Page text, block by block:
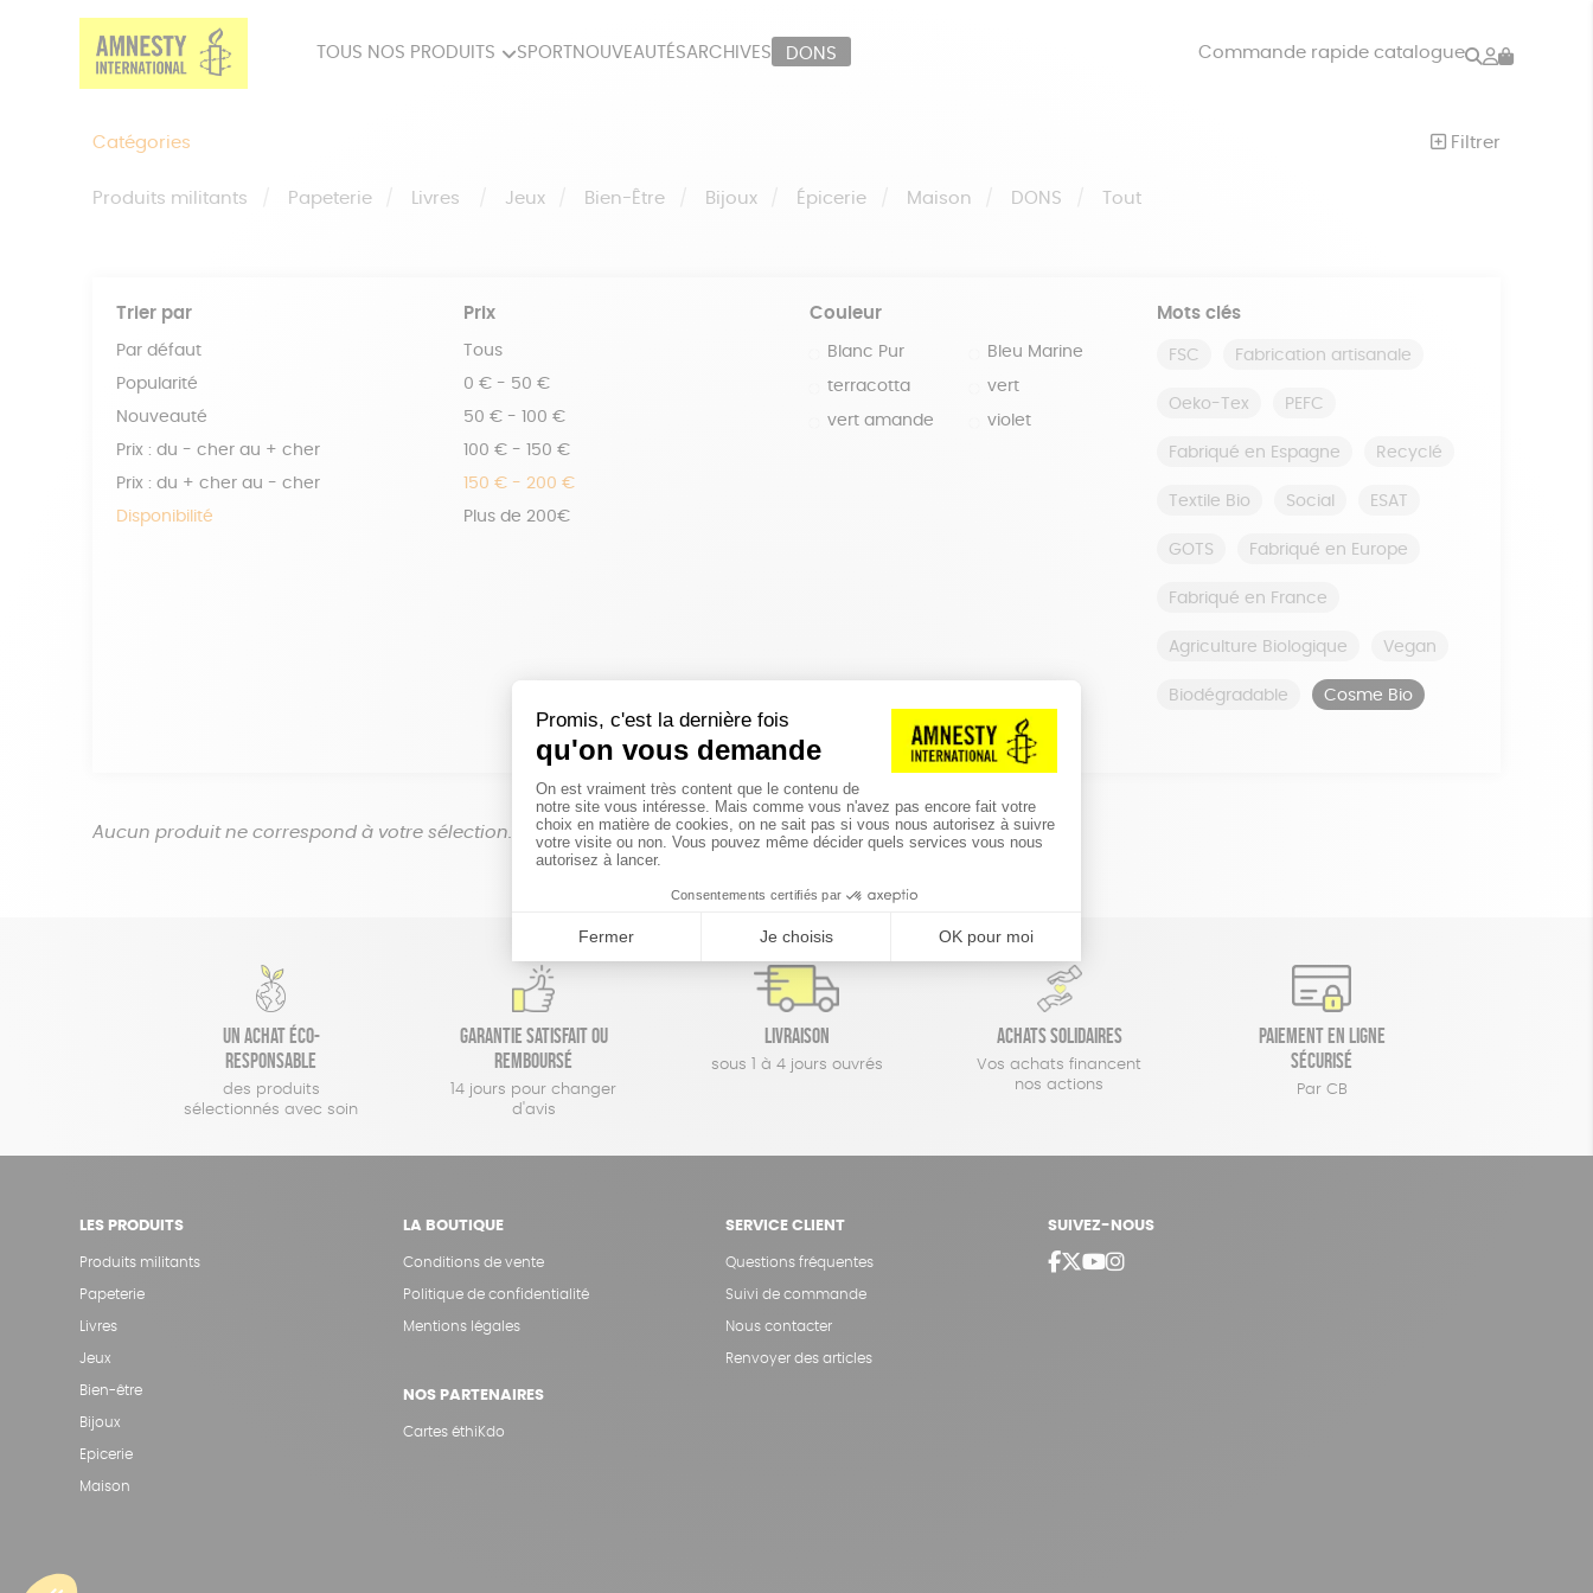
TOUS NOS PRODUITS SPORT NOUVEAUTÉSARCHIVES DONS Commande rapide catalogue Rechercher
Mon
Catégories Filtrer
Produits militants Papeterie Livres Jeux Bien-Être Bijoux Épicerie Maison DONS Tout
Trier par
Par défaut
Popularité
Nouveauté
Prix : du - cher au + cher
Prix : du + cher au - cher
Disponibilité
Prix
Tous
0 € - 50 €
50 € - 100 €
100 € - 150 €
150 € - 200 €
Plus de 200€
Couleur
Blanc Pur Bleu Marine
terracotta vert
vert amande violet
Mots clés
FSC Fabrication artisanale
Oeko-Tex PEFC
Fabriqué en Espagne Recyclé
Textile Bio Social ESAT
GOTS Fabriqué en Europe
Fabriqué en France
Agriculture Biologique Vegan
Biodégradable Cosme Bio
Aucun produit ne correspond à votre sélection.
Un achat éco-
responsable
des produits
sélectionnés avec soin
Garantie satisfait ou
remboursé
14 jours pour changer
d'avis
Livraison
sous 1 à 4 jours ouvrés
Achats solidaires
Vos achats financent
nos actions
Paiement en ligne
sécurisé
Par CB
LES PRODUITS
Produits militants
Papeterie
Livres
Jeux
Bien-être
Bijoux
Epicerie
Maison
LA BOUTIQUE
Conditions de vente
Politique de confidentialité
Mentions légales
NOS PARTENAIRES
Cartes éthiKdo
SERVICE CLIENT
Questions fréquentes
Suivi de commande
Nous contacter
Renvoyer des articles
SUIVEZ-NOUS